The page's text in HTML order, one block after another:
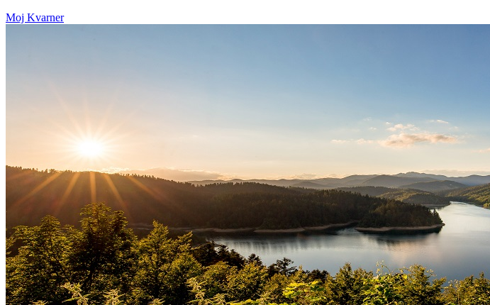
Moj Kvarner